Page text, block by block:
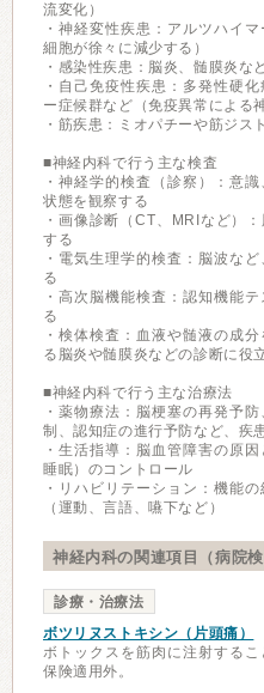
流変化）
・神経変性疾患：アルツハイ
細胞が徐々に減少する）
・感染性疾患：脳炎、髄膜炎な
・自己免疫性疾患：多発性硬
ー症候群など（免疫異常による
・筋疾患：ミオパチーや筋ジス
■神経内科で行う主な検査
・神経学的検査（診察）：意
状態を観察する
・画像診断（CT、MRIなど）
する
・電気生理学的検査：脳波な
る
・高次脳機能検査：認知機能
る
・検体検査：血液や髄液の成
る脳炎や髄膜炎などの診断に役
■神経内科で行う主な治療法
・薬物療法：脳梗塞の再発予
制、認知症の進行予防など、疾
・生活指導：脳血管障害の原
睡眠）のコントロール
・リハビリテーション：機能
（運動、言語、嚥下など）
神経内科の関連項目（病院検
診療・治療法
ボツリヌストキシン（片頭痛）
ボトックスを筋肉に注射するこ
保険適用外。